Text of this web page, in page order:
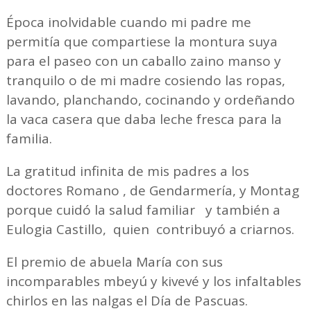
Época inolvidable cuando mi padre me
permitía que compartiese la montura suya
para el paseo con un caballo zaino manso y
tranquilo o de mi madre cosiendo las ropas,
lavando, planchando, cocinando y ordeñando
la vaca casera que daba leche fresca para la
familia.
La gratitud infinita de mis padres a los
doctores Romano , de Gendarmería, y Montag
porque cuidó la salud familiar y también a
Eulogia Castillo, quien contribuyó a criarnos.
El premio de abuela María con sus
incomparables mbeyú y kivevé y los infaltables
chirlos en las nalgas el Día de Pascuas.